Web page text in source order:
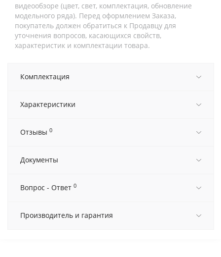
видеообзоре (цвет, свет, комплектация, обновление
модельного ряда). Перед оформлением Заказа,
покупатель должен обратиться к Продавцу для
уточнения вопросов, касающихся свойств,
характеристик и комплектации товара.
Комплектация
Характеристики
Отзывы 0
Документы
Вопрос - Ответ 0
Производитель и гарантия